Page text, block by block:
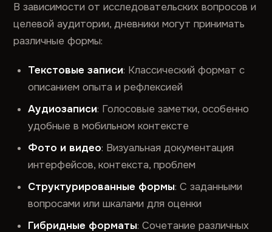
В зависимости от исследовательских вопросов и
целевой аудитории, дневники могут принимать
различные формы:
Текстовые записи: Классический формат с
описанием опыта и рефлексией
Аудиозаписи: Голосовые заметки, особенно
удобные в мобильном контексте
Фото и видео: Визуальная документация
интерфейсов, контекста, проблем
Структурированные формы: С заданными
вопросами или шкалами для оценки
Гибридные форматы: Сочетание различных